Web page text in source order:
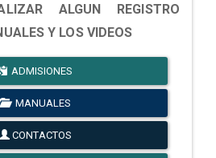
ALGUN REGISTRO
Y LOS VIDEOS
ADMISIONES
MANUALES
CONTACTOS